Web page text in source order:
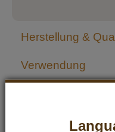
Herstellung &
Verwendung
Lagerung &